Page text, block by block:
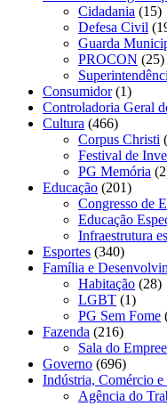
Cidadania (15)
Defesa Civil
Guarda
PROCON (25)
Consumidor(1)
Controladoria Geral
Cultura (466)
Corpus Christi
Festival de
PG Memória
Educação (201)
Congresso de
Educação
Infraestrutura
Esportes (340)
Família e
Habitação (28)
LGBT (1)
PG Sem Fome
Fazenda (216)
Sala do
Governo (696)
Indústria, Comércio
Agência do